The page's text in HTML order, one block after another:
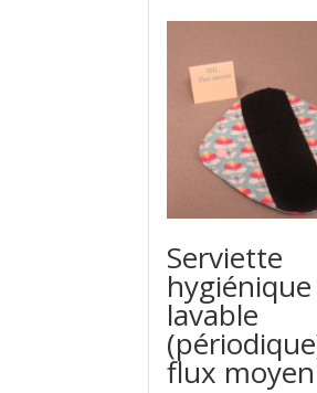
Serviette
hygiénique
lavable
flux moyen